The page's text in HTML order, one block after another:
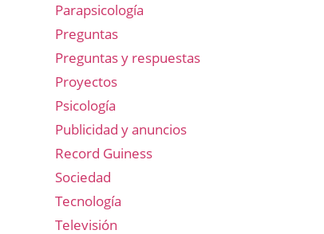
Parapsicología
Preguntas
Preguntas y respuestas
Proyectos
Psicología
Publicidad y anuncios
Record Guiness
Sociedad
Tecnología
Televisión